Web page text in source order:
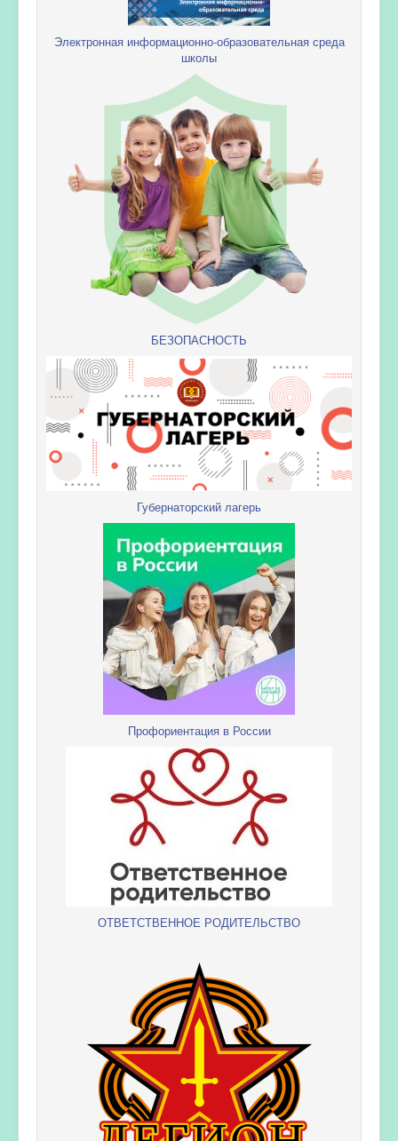
Электронная информационно-образовательная среда
школы
БЕЗОПАСНОСТЬ
Губернаторский лагерь
Профориентация в России
ОТВЕТСТВЕННОЕ РОДИТЕЛЬСТВО